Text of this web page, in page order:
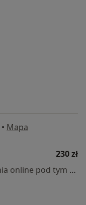
• Mapa
230 zł
Specjalista nie oferuje umawiania online pod tym adresem.